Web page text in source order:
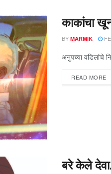
काकांचा
BY MARMIK
अनुपच्या वडिलांचे
READ MORE
बरे केले